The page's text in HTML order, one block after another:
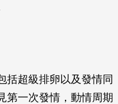
括超級排卵以及發情同
第一次發情，動情周期